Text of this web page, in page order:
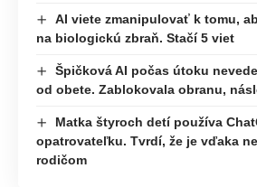
AI viete zmanipulovať k tomu,
na biologickú zbraň. Stačí 5 viet
Špičková AI počas útoku
od obete. Zablokovala obranu,
Matka štyroch detí používa
opatrovateľku. Tvrdí, že je vďaka
rodičom